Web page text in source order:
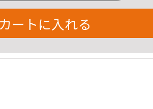
カートに入れる